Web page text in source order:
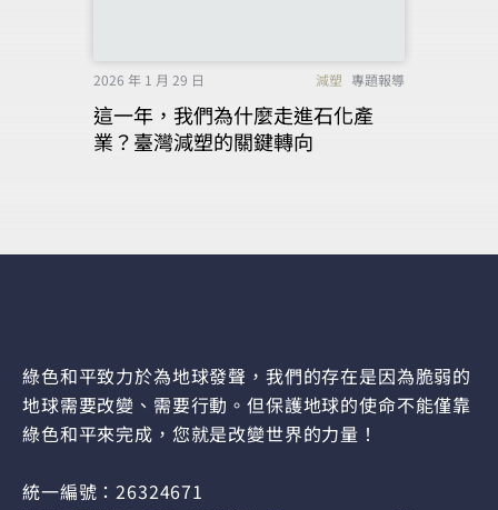
2026 年 1 月 29 日 減塑 專題報導
這一年，我們為什麼走進石化產
業？臺灣減塑的關鍵轉向
綠色和平致力於為地球發聲，我們的存在是因為脆弱的
地球需要改變、需要行動。但保護地球的使命不能僅靠
綠色和平來完成，您就是改變世界的力量！
統一編號：26324671